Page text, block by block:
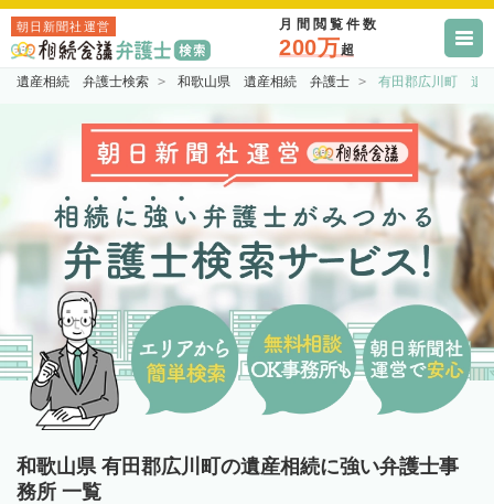
朝日新聞社運営 月間閲覧件数
200万超
遺産相続 弁護士検索 和歌山県 遺産相続 弁護士 有田郡広川町 遺
和歌山県 有田郡広川町の遺産相続に強い弁護士事
務所 一覧